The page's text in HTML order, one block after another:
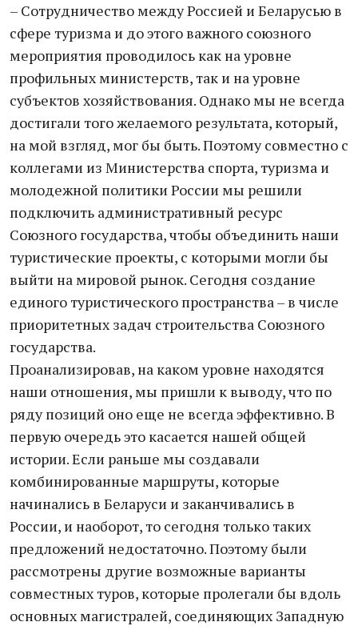
– Сотрудничество между Россией и Беларусью в
сфере туризма и до этого важного союзного
мероприятия проводилось как на уровне
профильных министерств, так и на уровне
субъектов хозяйствования. Однако мы не всегда
достигали того желаемого результата, который,
на мой взгляд, мог бы быть. Поэтому совместно с
коллегами из Министерства спорта, туризма и
молодежной политики России мы решили
подключить административный ресурс
Союзного государства, чтобы объединить наши
туристические проекты, с которыми могли бы
выйти на мировой рынок. Сегодня создание
единого туристического пространства – в числе
приоритетных задач строительства Союзного
государства.
Проанализировав, на каком уровне находятся
наши отношения, мы пришли к выводу, что по
ряду позиций оно еще не всегда эффективно. В
первую очередь это касается нашей общей
истории. Если раньше мы создавали
комбинированные маршруты, которые
начинались в Беларуси и заканчивались в
России, и наоборот, то сегодня только таких
предложений недостаточно. Поэтому были
рассмотрены другие возможные варианты
совместных туров, которые пролегали бы вдоль
основных магистралей, соединяющих Западную